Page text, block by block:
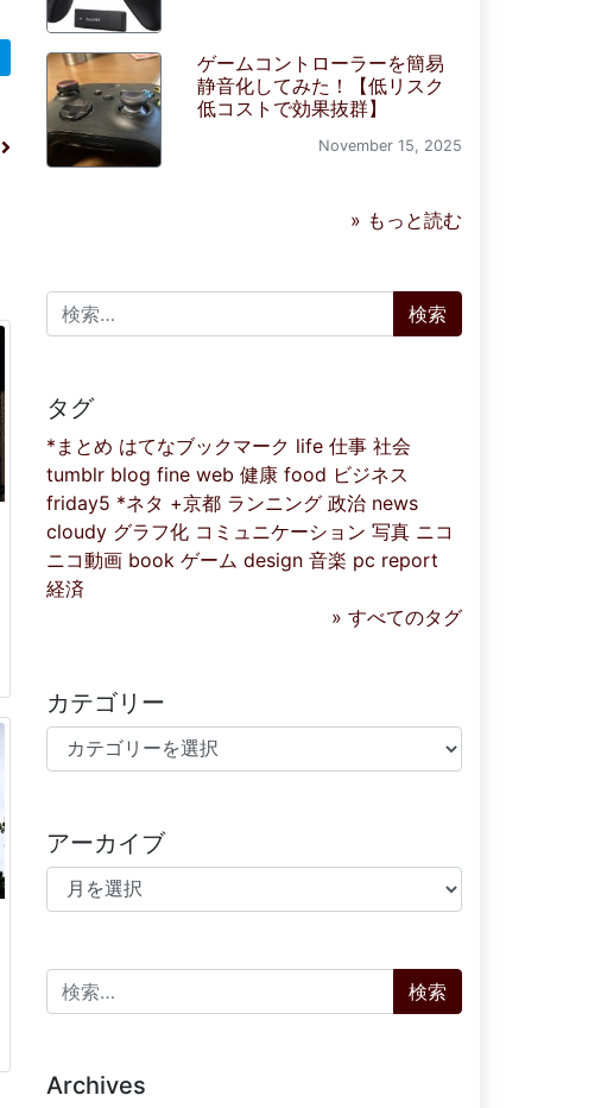
ゲームコントローラーを簡易
静音化してみた！【低リスク
低コストで効果抜群】
November 15, 2025
» もっと読む
検索:
タグ
*まとめ はてなブックマーク life 仕事 社会
tumblr blog fine web 健康 food ビジネス
friday5 *ネタ +京都 ランニング 政治 news
cloudy グラフ化 コミュニケーション 写真 ニコ
ニコ動画 book ゲーム design 音楽 pc report
経済
» すべてのタグ
カテゴリー
カテゴリー
アーカイブ
アーカイブ
検索:
Archives